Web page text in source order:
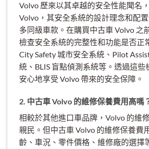
Volvo 歷來以其卓越的安全性能聞名
Volvo，其安全系統的設計理念和配
多同級車款。在購買中古車 Volvo 之
檢查安全系統的完整性和功能是否正
City Safety 城市安全系統、Pilot
統、BLIS 盲點偵測系統等。透過這些
安心地享受 Volvo 帶來的安全保障。
2. 中古車 Volvo 的維修保養費用高嗎
相較於其他進口車品牌，Volvo 的維
親民。但中古車 Volvo 的維修保養費
齡、車況、零件價格、維修廠的選擇